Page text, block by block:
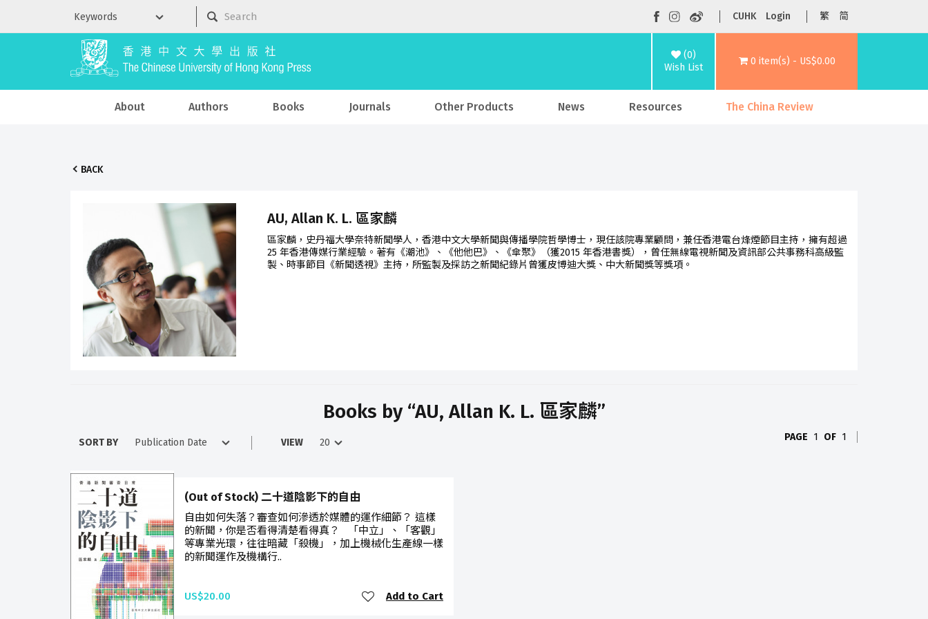
CUHK Login 繁 简
(0)
Wish List
0 item(s) - US$0.00
About Authors Books Journals Other Products News Resources The China Review
BACK
AU, Allan K. L. 區家麟
區家麟，史丹福大學奈特新聞學人，香港中文大學新聞與傳播學院哲學博士，現任該院專業顧問，兼任香港電台烽煙節目主持，擁有超過
25 年香港傳媒行業經驗。著有《潮池》、《他他巴》、《傘聚》（獲2015 年香港書獎），曾任無線電視新聞及資訊部公共事務科高級監
製、時事節目《新聞透視》主持，所監製及採訪之新聞紀錄片曾獲皮博迪大獎、中大新聞獎等獎項。
Books by “AU, Allan K. L. 區家麟”
SORT BY VIEW PAGE 1 OF 1
(Out of Stock) 二十道陰影下的自由
自由如何失落？審查如何滲透於媒體的運作細節？ 這樣
的新聞，你是否看得清楚看得真？ 「中立」、「客觀」
等專業光環，往往暗藏「殺機」，加上機械化生產線一樣
的新聞運作及機構行..
US$20.00 Add to Cart